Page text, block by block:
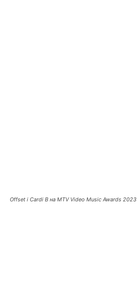
Offset і Cardi B на MTV Video Music Awards 2023